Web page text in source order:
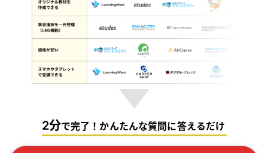
2分で完了！かんたんな質問に答えるだけ